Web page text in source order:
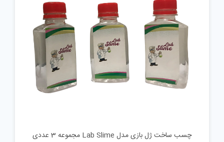
چسب ساخت ژل بازی مدل Lab Slime مجموعه 3 عددی